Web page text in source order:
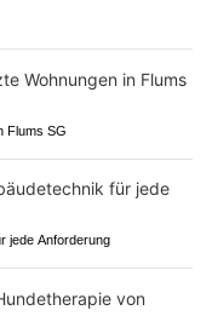
Flums SG
jede Anforderung